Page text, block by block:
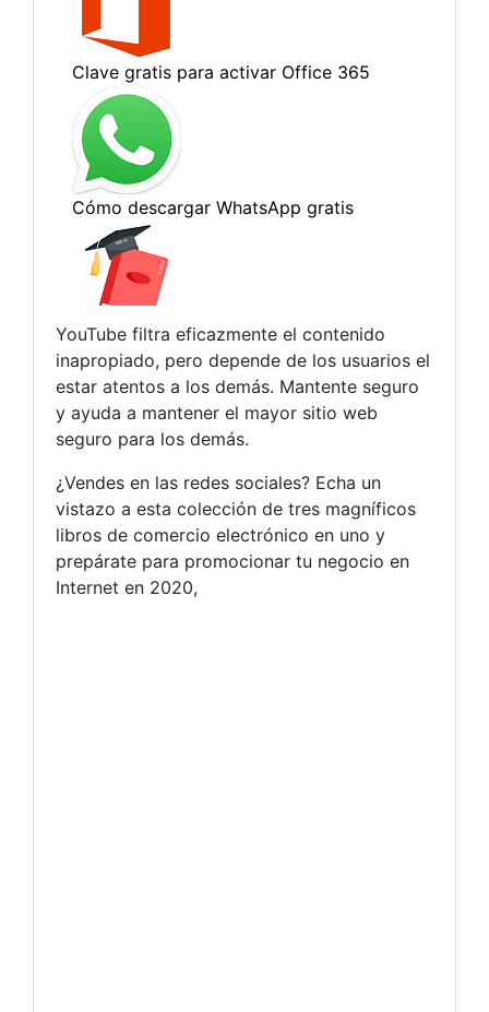
YouTube filtra eficazmente el contenido
inapropiado, pero depende de los usuarios el
estar atentos a los demás. Mantente seguro
y ayuda a mantener el mayor sitio web
seguro para los demás.
¿Vendes en las redes sociales? Echa un
vistazo a esta colección de tres magníficos
libros de comercio electrónico en uno y
prepárate para promocionar tu negocio en
Internet en 2020,